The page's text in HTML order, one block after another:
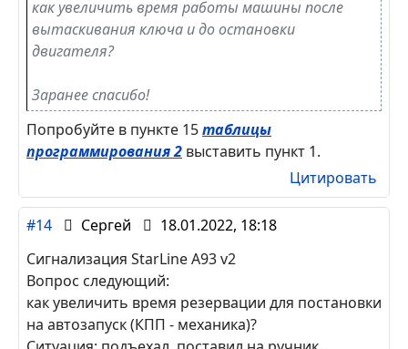
как увеличить время работы машины после
вытаскивания ключа и до остановки
двигателя?
Заранее спасибо!
Попробуйте в пункте 15таблицы
программирования 2 выставить пункт 1.
Цитировать
#14 Сергей
18.01.2022, 18:18
Сигнализация StarLine А93 v2
Вопрос следующий:
как увеличить время резервации для постановки
на автозапуск (КПП - механика)?